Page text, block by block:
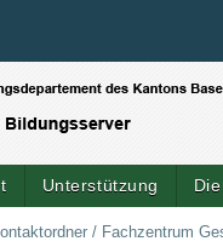
Unterstützung
/ Fachzentrum